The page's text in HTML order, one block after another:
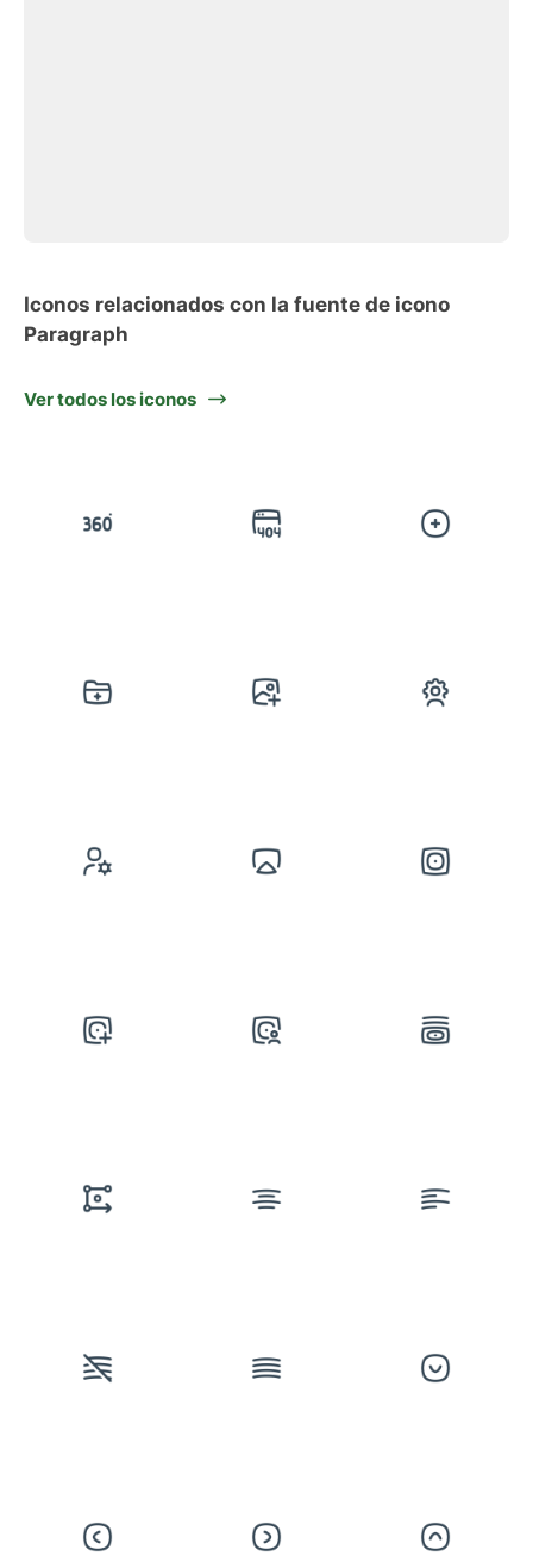
Iconos relacionados con la fuente de icono
Paragraph
Ver todos los iconos